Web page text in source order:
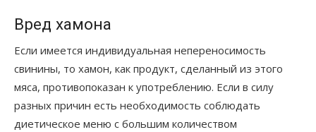
Вред хамона
Если имеется индивидуальная непереносимость
свинины, то хамон, как продукт, сделанный из этого
мяса, противопоказан к употреблению. Если в силу
разных причин есть необходимость соблюдать
диетическое меню с большим количеством